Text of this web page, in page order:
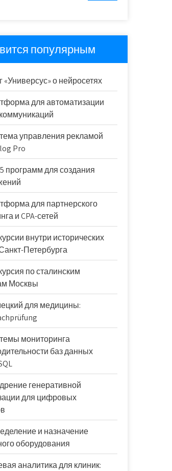
популярным
«Универсус» о нейросетях
для автоматизации
управления рекламой
Pro
программ для создания
для партнерского
и CPA-сетей
внутри исторических
Петербурга
по сталинским
Москвы
для медицины:
мониторинга
баз данных
генеративной
для цифровых
и назначение
оборудования
аналитика для клиник: